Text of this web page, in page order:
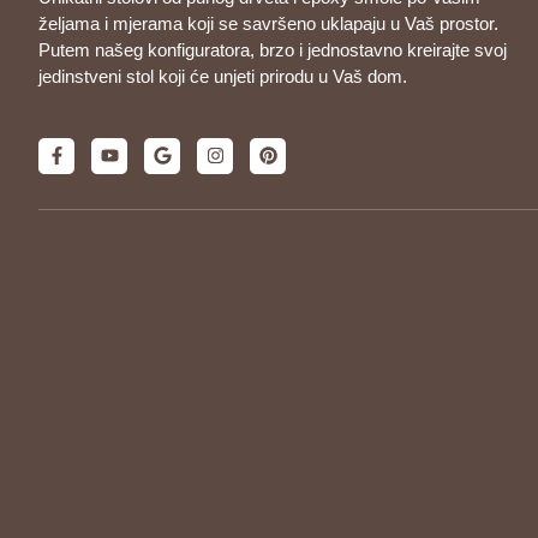
željama i mjerama koji se savršeno uklapaju u Vaš prostor.
Putem našeg konfiguratora, brzo i jednostavno kreirajte svoj
jedinstveni stol koji će unjeti prirodu u Vaš dom.